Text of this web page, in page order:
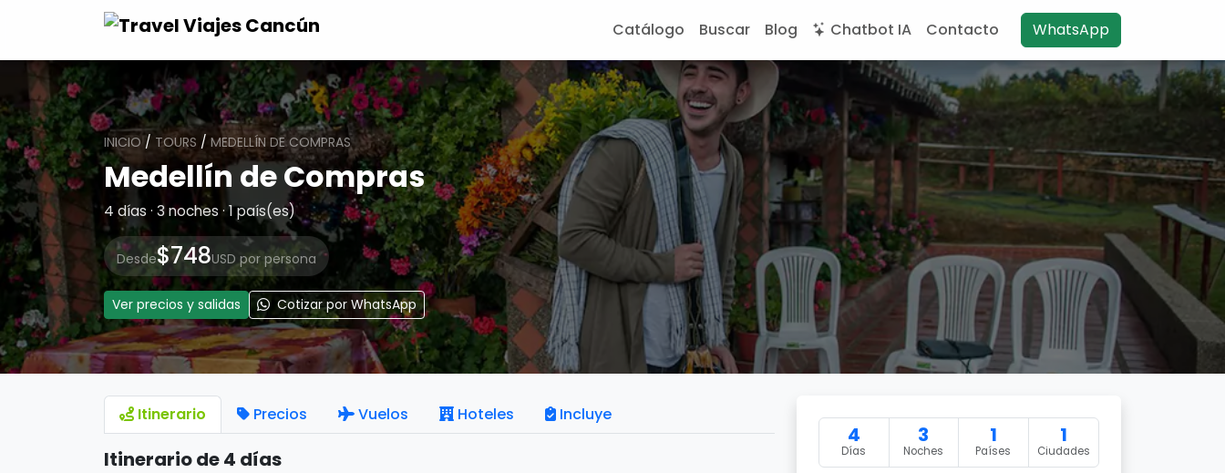
Catálogo Buscar Blog Chatbot IA Contacto WhatsApp
INICIO / TOURS / MEDELLÍN DE COMPRAS
Medellín de Compras
4 días · 3 noches · 1 país(es)
Desde$748USD por persona
Ver precios y salidas Cotizar por WhatsApp
Itinerario Precios Vuelos Hoteles Incluye
Itinerario de 4 días
4
Días
3
Noches
1
Países
1
Ciudades